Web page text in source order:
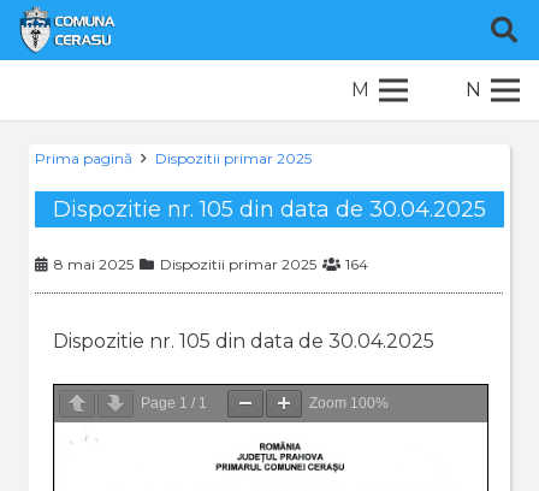
M N
Prima pagină Dispozitii primar 2025
Dispozitie nr. 105 din data de 30.04.2025
8 mai 2025 Dispozitii primar 2025 164
Dispozitie nr. 105 din data de 30.04.2025
Page 1 / 1 Zoom 100%